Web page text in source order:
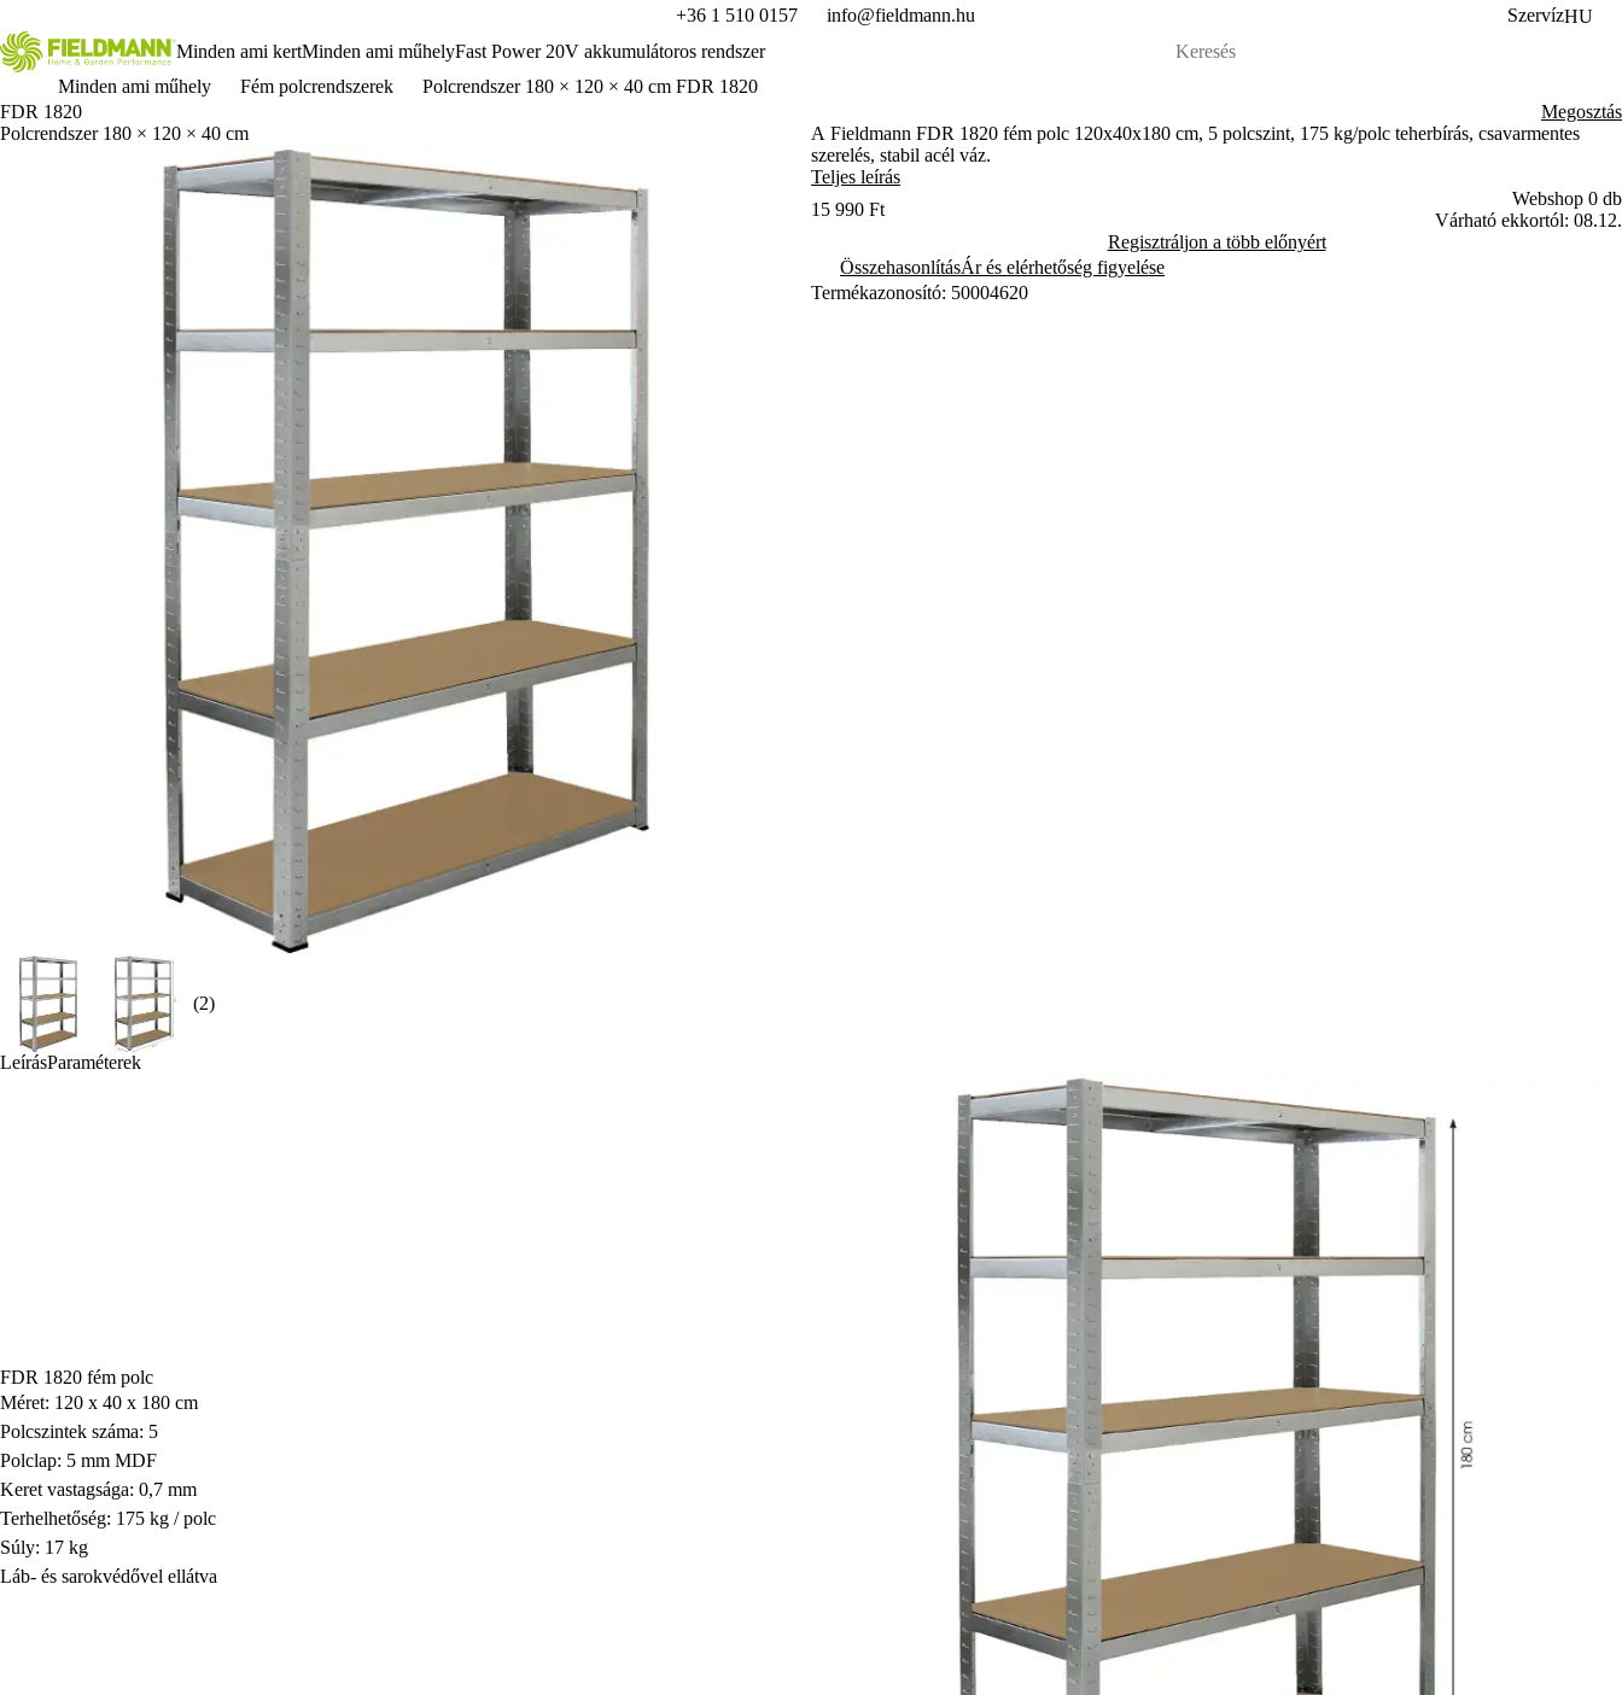
+36 1 510 0157 info@fieldmann.hu SzervízHU
Minden ami kertMinden ami műhelyFast Power 20V akkumulátoros rendszer
Minden ami műhely
Fém polcrendszerek
Polcrendszer 180 × 120 × 40 cm FDR 1820
FDR 1820
Polcrendszer 180 × 120 × 40 cm
(2)
Megosztás
A Fieldmann FDR 1820 fém polc 120x40x180 cm, 5 polcszint, 175 kg/polc teherbírás, csavarmentes
szerelés, stabil acél váz.
Teljes leírás
15 990 Ft
Webshop 0 db
Várható ekkortól: 08.12.
Regisztráljon a több előnyért
ÖsszehasonlításÁr és elérhetőség figyelése
Termékazonosító: 50004620
LeírásParaméterek
FDR 1820 fém polc
Méret: 120 x 40 x 180 cm
Polcszintek száma: 5
Polclap: 5 mm MDF
Keret vastagsága: 0,7 mm
Terhelhetőség: 175 kg / polc
Súly: 17 kg
Láb- és sarokvédővel ellátva